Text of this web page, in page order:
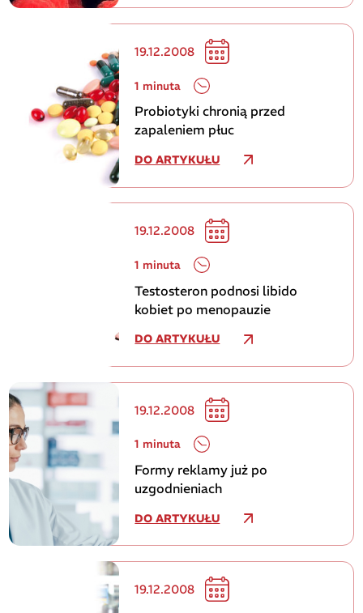
19.12.2008
1 minuta
Probiotyki chronią przed
zapaleniem płuc
DO ARTYKUŁU
19.12.2008
1 minuta
Testosteron podnosi libido
kobiet po menopauzie
DO ARTYKUŁU
19.12.2008
1 minuta
Formy reklamy już po
uzgodnieniach
DO ARTYKUŁU
19.12.2008